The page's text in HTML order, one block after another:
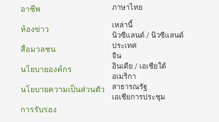
ภาษาไทย
เหล่านี้
นิวซีแลนด์ / นิวซีแลนด์
ประเทศ
จีน
อินเดีย / เอเชียใต้
อเมริกา
สาธารณรัฐ
เอเชียการประชุม
ท้าย
กระดาษ
อาชีพ
ห้องข่าว
สื่อมวลชน
นโยบายองค์กร
นโยบายความเป็นส่วนตัว
การรับรอง